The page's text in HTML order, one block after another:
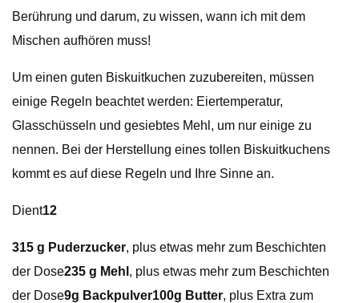
Berührung und darum, zu wissen, wann ich mit dem
Mischen aufhören muss!
Um einen guten Biskuitkuchen zuzubereiten, müssen
einige Regeln beachtet werden: Eiertemperatur,
Glasschüsseln und gesiebtes Mehl, um nur einige zu
nennen. Bei der Herstellung eines tollen Biskuitkuchens
kommt es auf diese Regeln und Ihre Sinne an.
Dient12
315 g Puderzucker, plus etwas mehr zum Beschichten
der Dose235 g Mehl , plus etwas mehr zum Beschichten
der Dose9g Backpulver100g Butter, plus Extra zum